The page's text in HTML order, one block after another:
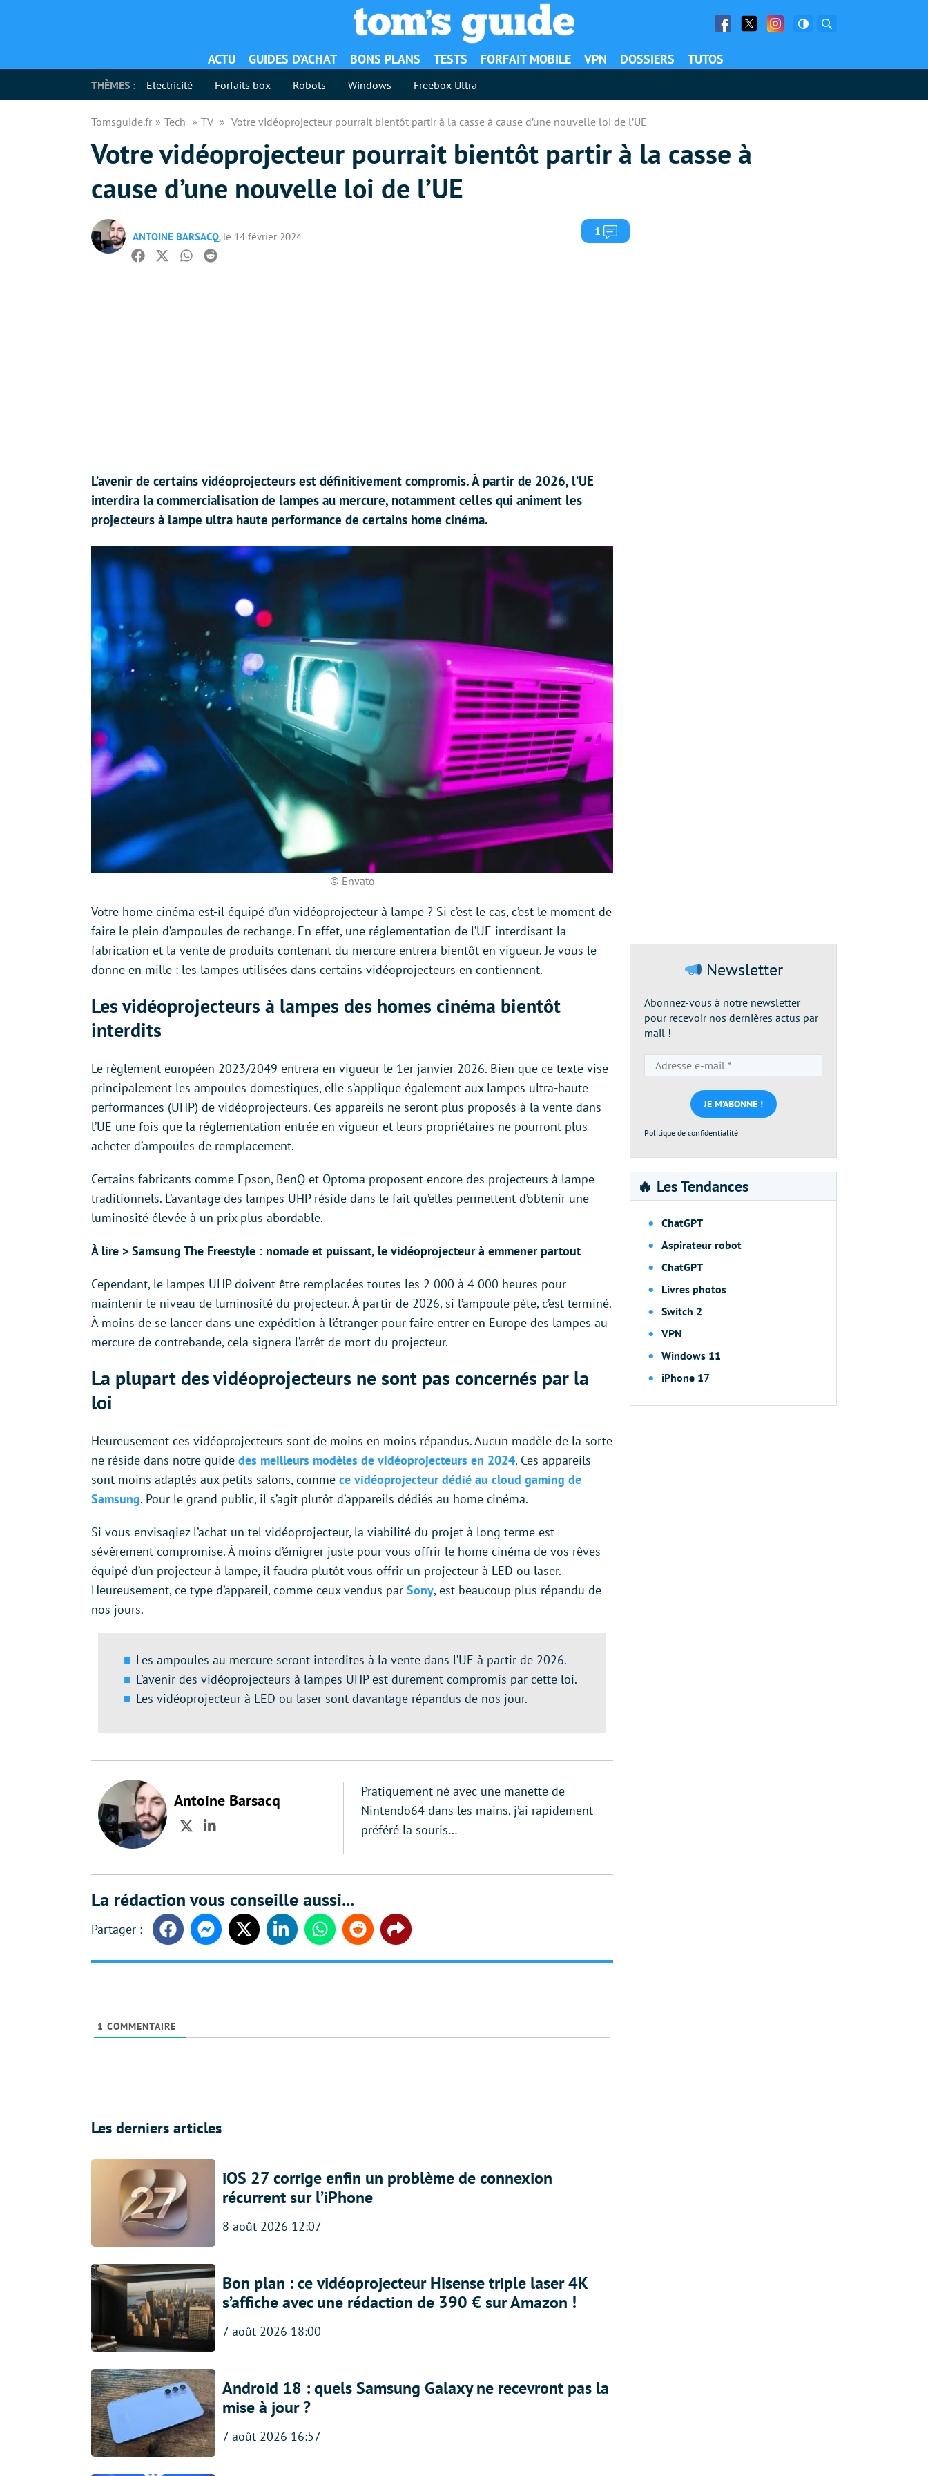
Facebook
Twitter Facebook
ACTU GUIDES D’ACHAT BONS PLANS TESTS FORFAIT MOBILE VPN DOSSIERS TUTOS
THÈMES : Electricité Forfaits box Robots Windows Freebox Ultra
Tomsguide.fr Tech TV Votre vidéoprojecteur pourrait bientôt partir à la casse à cause d’une nouvelle loi de l’UE
Votre vidéoprojecteur pourrait bientôt partir à la casse à
cause d’une nouvelle loi de l’UE
ANTOINE BARSACQ, le 14 février 2024 1 Commentaires
Facebook
TwitterWhatsapp
Reddit
L’avenir de certains vidéoprojecteurs est définitivement compromis. À partir de 2026, l’UE
interdira la commercialisation de lampes au mercure, notamment celles qui animent les
projecteurs à lampe ultra haute performance de certains home cinéma.
© Envato
Votre home cinéma est-il équipé d’un vidéoprojecteur à lampe ? Si c’est le cas, c’est le moment de
faire le plein d’ampoules de rechange. En effet, une réglementation de l’UE interdisant la
fabrication et la vente de produits contenant du mercure entrera bientôt en vigueur. Je vous le
donne en mille : les lampes utilisées dans certains vidéoprojecteurs en contiennent.
Les vidéoprojecteurs à lampes des homes cinéma bientôt
interdits
Le règlement européen 2023/2049 entrera en vigueur le 1er janvier 2026. Bien que ce texte vise
principalement les ampoules domestiques, elle s’applique également aux lampes ultra-haute
performances (UHP) de vidéoprojecteurs. Ces appareils ne seront plus proposés à la vente dans
l’UE une fois que la réglementation entrée en vigueur et leurs propriétaires ne pourront plus
acheter d’ampoules de remplacement.
Certains fabricants comme Epson, BenQ et Optoma proposent encore des projecteurs à lampe
traditionnels. L’avantage des lampes UHP réside dans le fait qu’elles permettent d’obtenir une
luminosité élevée à un prix plus abordable.
À lire > Samsung The Freestyle : nomade et puissant, le vidéoprojecteur à emmener partout
Cependant, le lampes UHP doivent être remplacées toutes les 2 000 à 4 000 heures pour
maintenir le niveau de luminosité du projecteur. À partir de 2026, si l’ampoule pète, c’est terminé.
À moins de se lancer dans une expédition à l’étranger pour faire entrer en Europe des lampes au
mercure de contrebande, cela signera l’arrêt de mort du projecteur.
La plupart des vidéoprojecteurs ne sont pas concernés par la
loi
Heureusement ces vidéoprojecteurs sont de moins en moins répandus. Aucun modèle de la sorte
ne réside dans notre guide des meilleurs modèles de vidéoprojecteurs en 2024. Ces appareils
sont moins adaptés aux petits salons, comme ce vidéoprojecteur dédié au cloud gaming de
Samsung. Pour le grand public, il s’agit plutôt d’appareils dédiés au home cinéma.
Si vous envisagiez l’achat un tel vidéoprojecteur, la viabilité du projet à long terme est
sévèrement compromise. À moins d’émigrer juste pour vous offrir le home cinéma de vos rêves
équipé d’un projecteur à lampe, il faudra plutôt vous offrir un projecteur à LED ou laser.
Heureusement, ce type d’appareil, comme ceux vendus par Sony, est beaucoup plus répandu de
nos jours.
Les ampoules au mercure seront interdites à la vente dans l’UE à partir de 2026.
L’avenir des vidéoprojecteurs à lampes UHP est durement compromis par cette loi.
Les vidéoprojecteur à LED ou laser sont davantage répandus de nos jour.
Antoine Barsacq
TwitterLinkedIn
Pratiquement né avec une manette de
Nintendo64 dans les mains, j’ai rapidement
préféré la souris…
La rédaction vous conseille aussi...
FacebookMessengerTwitter LinkedinWhatsappReddit Share
1 COMMENTAIRE
Les derniers articles
iOS 27 corrige enfin un problème de connexion
récurrent sur l’iPhone
8 août 2026 12:07
Bon plan : ce vidéoprojecteur Hisense triple laser 4K
s’affiche avec une rédaction de 390 € sur Amazon !
7 août 2026 18:00
Android 18 : quels Samsung Galaxy ne recevront pas la
mise à jour ?
7 août 2026 16:57
Newsletter
Abonnez-vous à notre newsletter
pour recevoir nos dernières actus par
mail !
e-
mail
*
Politique de confidentialité
🔥 Les Tendances
ChatGPT
Aspirateur robot
ChatGPT
Livres photos
Switch 2
VPN
Windows 11
iPhone 17